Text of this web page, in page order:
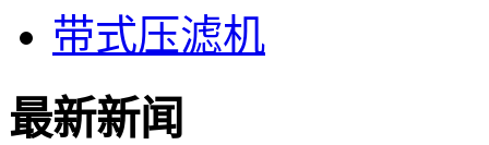
带式压滤机
最新新闻